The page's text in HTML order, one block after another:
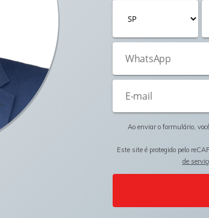
Ao enviar o formulário,
Este site é protegido pelo
de